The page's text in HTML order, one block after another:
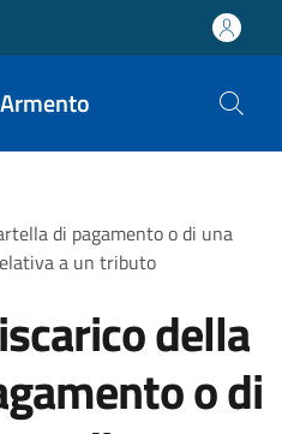
di pagamento o di una
a un tributo
della
o di